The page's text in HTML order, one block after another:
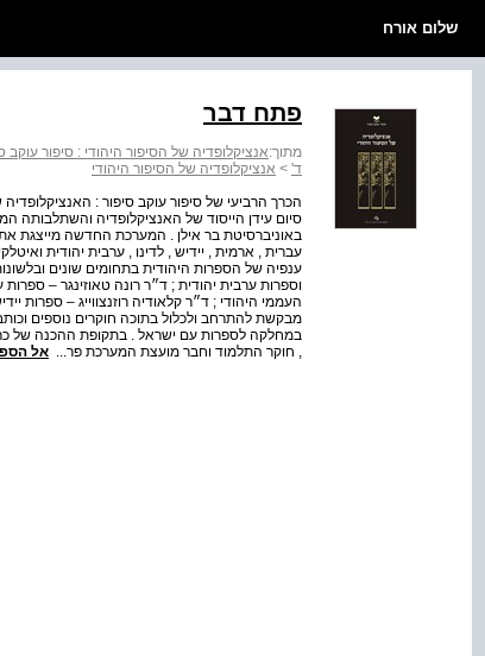
שלום אורח
פתח דבר
מתוך:אנציקלופדיה של הסיפור היהודי : סיפור עוקב
ד' > אנציקלופדיה של הסיפור היהודי
הכרך הרביעי של סיפור עוקב סיפור :
סיום עידן הייסוד של האנציקלופדיה
באוניברסיטת בר אילן . המערכת החדשה מייצגת
עברית , ארמית , יידיש , לדינו , ערבית יהודית
ענפיה של הספרות היהודית בתחומים שונים
וספרות ערבית יהודית ; ד״ר רונה טאוזינגר –
העממי היהודי ; ד״ר קלאודיה רוזנצווייג – ספרות
מבקשת להתרחב ולכלול בתוכה חוקרים נוספים
במחלקה לספרות עם ישראל . בתקופת ההכנה של
, חוקר התלמוד וחבר מועצת המערכת פר... אל